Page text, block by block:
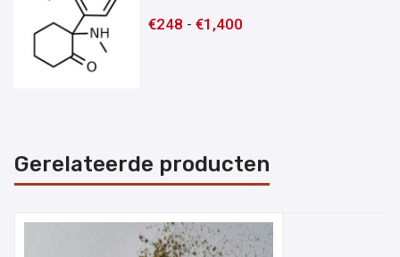
€248 -€1,400
Gerelateerde producten